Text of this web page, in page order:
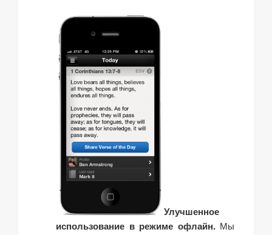
Улучшенное
использование в режиме офлайн.Мы